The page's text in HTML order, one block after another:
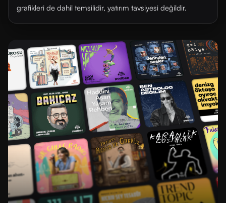
grafikleri de dahil temsilidir, yatırım tavsiyesi değildir.